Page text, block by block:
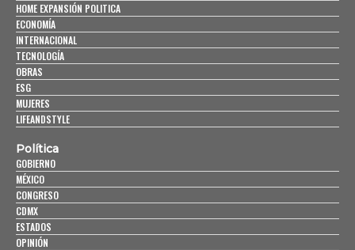
HOME EXPANSIÓN POLITICA
ECONOMÍA
INTERNACIONAL
TECNOLOGÍA
OBRAS
ESG
MUJERES
LIFEANDSTYLE
Política
GOBIERNO
MÉXICO
CONGRESO
CDMX
ESTADOS
OPINIÓN